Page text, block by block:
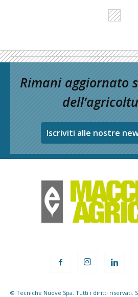
Rimani aggiornato
Iscriviti alle nostre
© Tecniche Nuove Spa. Tutti i diritti riservati.